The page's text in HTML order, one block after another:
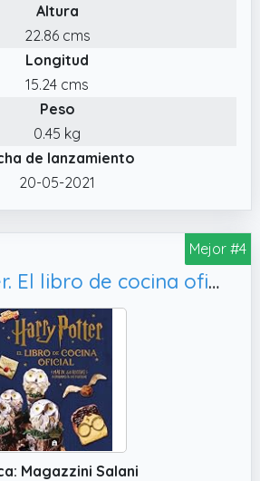
Altura
22.86 cms
Longitud
15.24 cms
Peso
0.45 kg
de lanzamiento
20-05-2021
Mejor #4
Harry Potter. El libro de cocina oficial. Más de 40 recetas inspiradas en las películas
Magazzini Salani